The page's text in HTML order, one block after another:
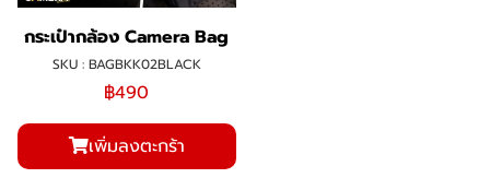
กระเป๋ากล้อง Camera Bag
SKU : BAGBKK02BLACK
฿490
เพิ่มลงตะกร้า